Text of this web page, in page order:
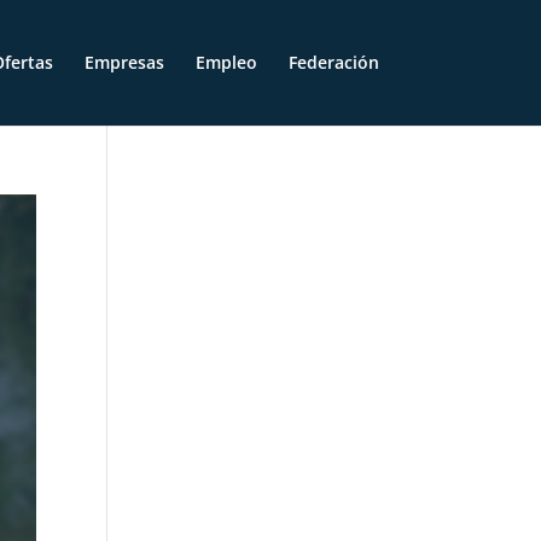
Empresas Empleo Federación